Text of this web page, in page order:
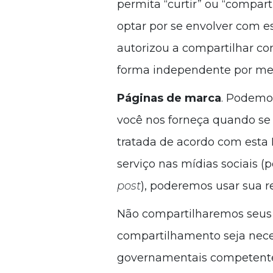
permita “curtir” ou
optar por se envolver com
autorizou a compartilhar
forma independente por
Páginas de marca.
você nos forneça quando
tratada de acordo com esta
serviço nas mídias sociais
post), poderemos usar sua
Não compartilharemos
compartilhamento seja
governamentais